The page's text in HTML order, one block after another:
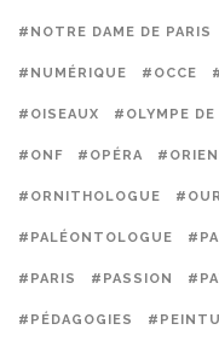
#NOTRE DAME DE PARIS
#NUMÉRIQUE #OCCE
#OISEAUX #OLYMPE DE
#ONF #OPÉRA
#ORNITHOLOGUE
#PALÉONTOLOGUE
#PARIS #PASSION
#PÉDAGOGIES